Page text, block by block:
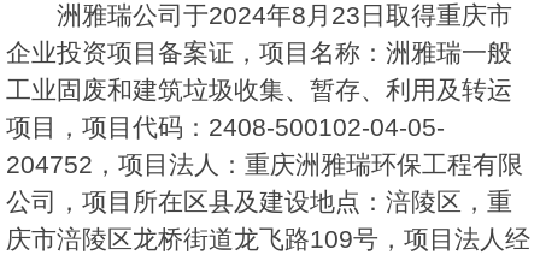
洲雅瑞公司于2024年8月23日取得重庆市
企业投资项目备案证，项目名称：洲雅瑞一般
工业固废和建筑垃圾收集、暂存、利用及转运
项目，项目代码：2408-500102-04-05-
204752，项目法人：重庆洲雅瑞环保工程有限
公司，项目所在区县及建设地点：涪陵区，重
庆市涪陵区龙桥街道龙飞路109号，项目法人经